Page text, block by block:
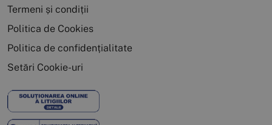
Termeni și condiții
Politica de Cookies
Politica de confidențialitate
Setări Cookie-uri